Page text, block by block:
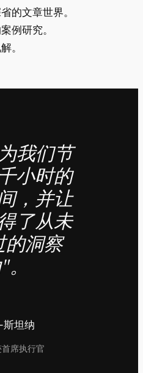
的文章世界。
例研究。
。
我们节
小时的
，并让
了从未
的洞察
斯坦纳
席执行官